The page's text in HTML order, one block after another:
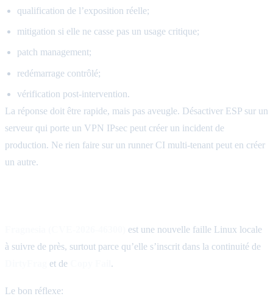
qualification de l’exposition réelle;
mitigation si elle ne casse pas un usage critique;
patch management;
redémarrage contrôlé;
vérification post-intervention.
La réponse doit être rapide, mais pas aveugle. Désactiver ESP sur un
serveur qui porte un VPN IPsec peut créer un incident de
production. Ne rien faire sur un runner CI multi-tenant peut en créer
un autre.
est une nouvelle faille Linux locale
à suivre de près, surtout parce qu’elle s’inscrit dans la continuité de
et de .
Le bon réflexe: